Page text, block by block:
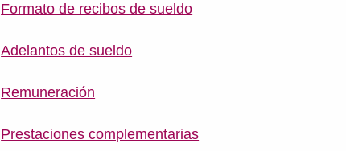
Formato de recibos de sueldo
Adelantos de sueldo
Remuneración
Prestaciones complementarias